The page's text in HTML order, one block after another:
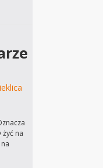
na